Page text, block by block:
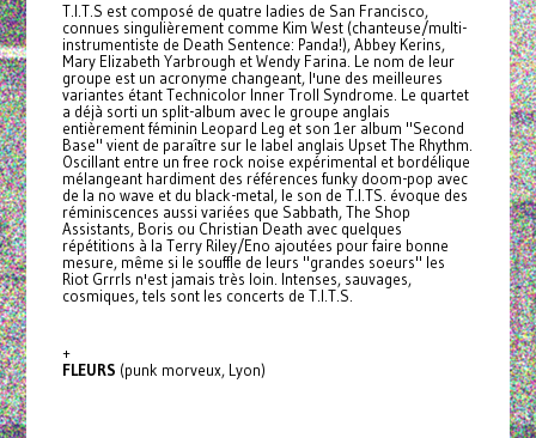
T.I.T.S est composé de quatre ladies de San Francisco,
connues singulièrement comme Kim West (chanteuse/multi-
instrumentiste de Death Sentence: Panda!), Abbey Kerins,
Mary Elizabeth Yarbrough et Wendy Farina. Le nom de leur
groupe est un acronyme changeant, l'une des meilleures
variantes étant Technicolor Inner Troll Syndrome. Le quartet
a déjà sorti un split-album avec le groupe anglais
entièrement féminin Leopard Leg et son 1er album "Second
Base" vient de paraître sur le label anglais Upset The Rhythm.
Oscillant entre un free rock noise expérimental et bordélique
mélangeant hardiment des références funky doom-pop avec
de la no wave et du black-metal, le son de T.I.TS. évoque des
réminiscences aussi variées que Sabbath, The Shop
Assistants, Boris ou Christian Death avec quelques
répétitions à la Terry Riley/Eno ajoutées pour faire bonne
mesure, même si le souffle de leurs "grandes soeurs" les
Riot Grrrls n'est jamais très loin. Intenses, sauvages,
cosmiques, tels sont les concerts de T.I.T.S.
+
FLEURS (punk morveux, Lyon)